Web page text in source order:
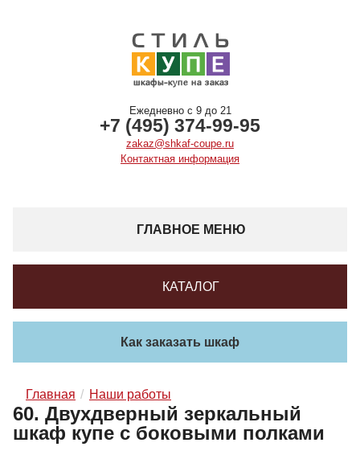
Ежедневно с 9 до 21
+7 (495) 374-99-95
zakaz@shkaf-coupe.ru
Контактная информация
ГЛАВНОЕ МЕНЮ
КАТАЛОГ
Как заказать шкаф
Главная Наши работы
60. Двухдверный зеркальный
шкаф купе с боковыми полками